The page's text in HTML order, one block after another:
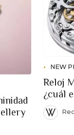
NEW
Reloj
¿cuál